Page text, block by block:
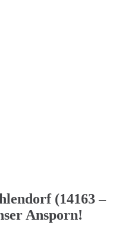
(14163 –
Ansporn!